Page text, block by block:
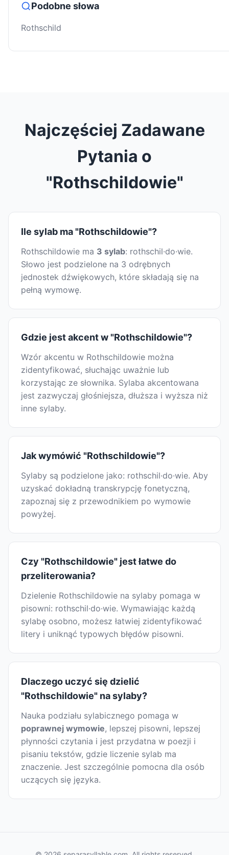
Podobne słowa
Rothschild
Najczęściej Zadawane
Pytania o
"Rothschildowie"
Ile sylab ma "Rothschildowie"?
Rothschildowie ma 3 sylab: rothschil·do·wie.
Słowo jest podzielone na 3 odrębnych
jednostek dźwiękowych, które składają się na
pełną wymowę.
Gdzie jest akcent w "Rothschildowie"?
Wzór akcentu w Rothschildowie można
zidentyfikować, słuchając uważnie lub
korzystając ze słownika. Sylaba akcentowana
jest zazwyczaj głośniejsza, dłuższa i wyższa niż
inne sylaby.
Jak wymówić "Rothschildowie"?
Sylaby są podzielone jako: rothschil·do·wie. Aby
uzyskać dokładną transkrypcję fonetyczną,
zapoznaj się z przewodnikiem po wymowie
powyżej.
Czy "Rothschildowie" jest łatwe do
przeliterowania?
Dzielenie Rothschildowie na sylaby pomaga w
pisowni: rothschil·do·wie. Wymawiając każdą
sylabę osobno, możesz łatwiej zidentyfikować
litery i uniknąć typowych błędów pisowni.
Dlaczego uczyć się dzielić
"Rothschildowie" na sylaby?
Nauka podziału sylabicznego pomaga w
poprawnej wymowie, lepszej pisowni, lepszej
płynności czytania i jest przydatna w poezji i
pisaniu tekstów, gdzie liczenie sylab ma
znaczenie. Jest szczególnie pomocna dla osób
uczących się języka.